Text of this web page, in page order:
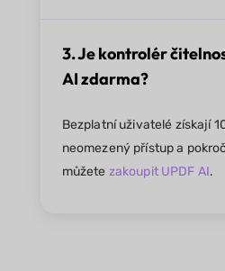
3. Je kontrolér
AI zdarma?
Bezplatní uživatelé získají
neomezený přístup a
můžete zakoupit UPDF AI.